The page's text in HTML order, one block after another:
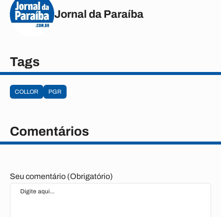
Jornal da Paraíba
Tags
COLLOR PGR
Comentários
Seu comentário (Obrigatório)